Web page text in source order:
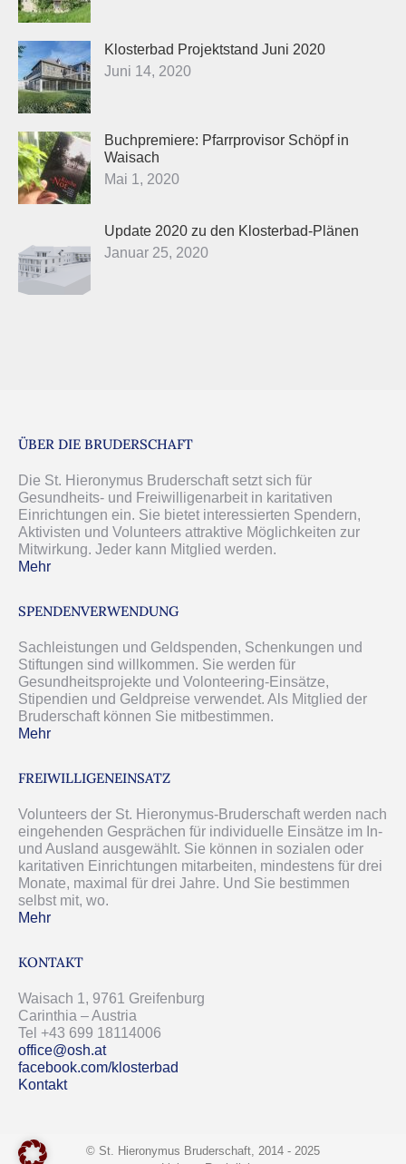
Klosterbad Projektstand Juni 2020
Juni 14, 2020
Buchpremiere: Pfarrprovisor Schöpf in
Waisach
Mai 1, 2020
Update 2020 zu den Klosterbad-Plänen
Januar 25, 2020
ÜBER DIE BRUDERSCHAFT
Die St. Hieronymus Bruderschaft setzt sich für
Gesundheits- und Freiwilligenarbeit in karitativen
Einrichtungen ein. Sie bietet interessierten Spendern,
Aktivisten und Volunteers attraktive Möglichkeiten zur
Mitwirkung. Jeder kann Mitglied werden.
Mehr
SPENDENVERWENDUNG
Sachleistungen und Geldspenden, Schenkungen und
Stiftungen sind willkommen. Sie werden für
Gesundheitsprojekte und Volonteering-Einsätze,
Stipendien und Geldpreise verwendet. Als Mitglied der
Bruderschaft können Sie mitbestimmen.
Mehr
FREIWILLIGENEINSATZ
Volunteers der St. Hieronymus-Bruderschaft werden nach
eingehenden Gesprächen für individuelle Einsätze im In-
und Ausland ausgewählt. Sie können in sozialen oder
karitativen Einrichtungen mitarbeiten, mindestens für drei
Monate, maximal für drei Jahre. Und Sie bestimmen
selbst mit, wo.
Mehr
KONTAKT
Waisach 1, 9761 Greifenburg
Carinthia – Austria
Tel +43 699 18114006
office@osh.at
facebook.com/klosterbad
Kontakt
© St. Hieronymus Bruderschaft, 2014 - 2025